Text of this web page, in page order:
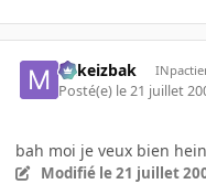
Mikeizbak
Posté(e) le 21 juillet
bah moi je veux bien hein
Modifié le 21 juillet